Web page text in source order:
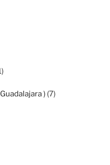
) (7)